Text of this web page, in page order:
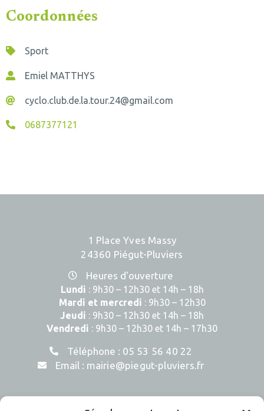
Coordonnées
Sport
Emiel MATTHYS
cyclo.club.de.la.tour.24@gmail.com
0687377121
1 Place Yves Massy
24360 Piégut-Pluviers
Heures d'ouverture
Lundi : 9h30 – 12h30 et 14h – 18h
Mardi et mercredi : 9h30 – 12h30
Jeudi : 9h30 – 12h30 et 14h – 18h
Vendredi : 9h30 – 12h30 et 14h – 17h30
Téléphone : 05 53 56 40 22
Email : mairie@piegut-pluviers.fr